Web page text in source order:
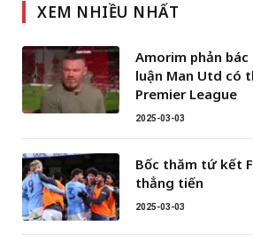
XEM NHIỀU NHẤT
Amorim phản bác
luận Man Utd có
Premier League
2025-03-03
Bốc thăm tứ kết
thẳng tiến
2025-03-03